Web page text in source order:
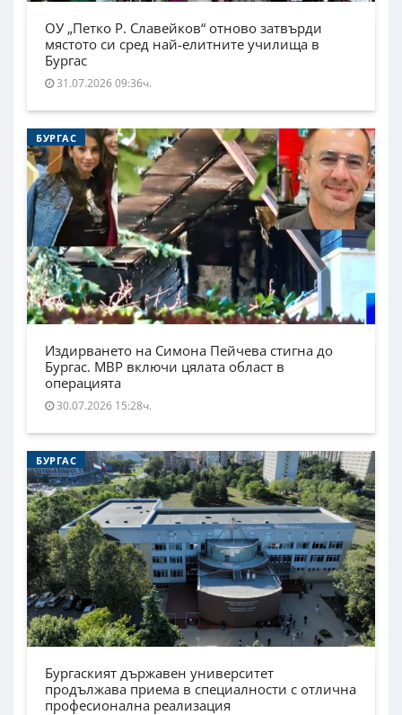
ОУ „Петко Р. Славейков“ отново затвърди
мястото си сред най-елитните училища в
Бургас
31.07.2026 09:36ч.
БУРГАС
Издирването на Симона Пейчева стигна до
Бургас. МВР включи цялата област в
операцията
30.07.2026 15:28ч.
БУРГАС
Бургаският държавен университет
продължава приема в специалности с отлична
професионална реализация